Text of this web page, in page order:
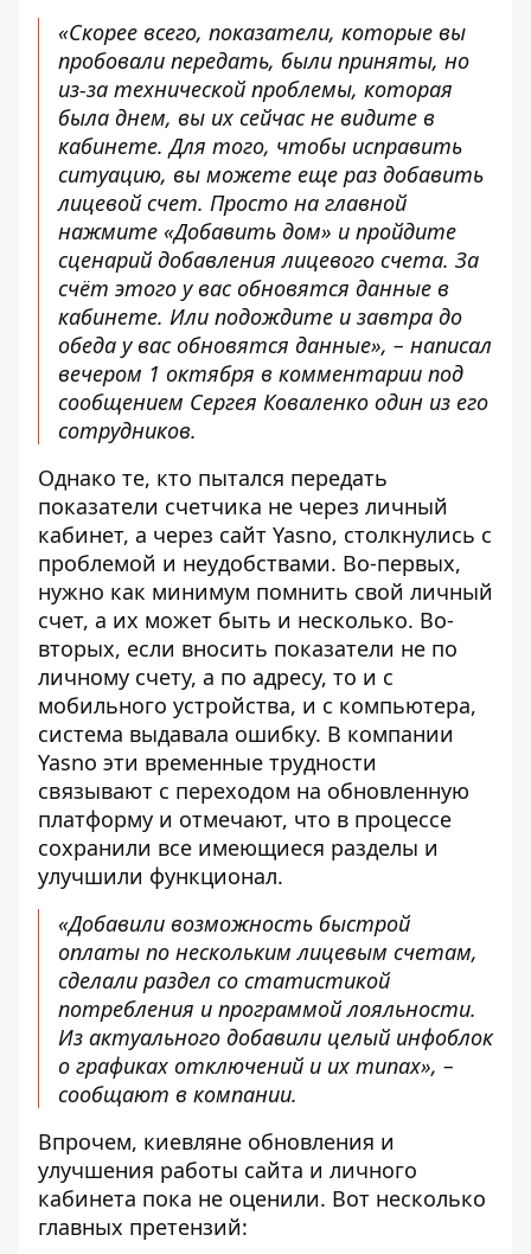
«Скорее всего, показатели, которые вы
пробовали передать, были приняты, но
из-за технической проблемы, которая
была днем, вы их сейчас не видите в
кабинете. Для того, чтобы исправить
ситуацию, вы можете еще раз добавить
лицевой счет. Просто на главной
нажмите «Добавить дом» и пройдите
сценарий добавления лицевого счета. За
счёт этого у вас обновятся данные в
кабинете. Или подождите и завтра до
обеда у вас обновятся данные», – написал
вечером 1 октября в комментарии под
сообщением Сергея Коваленко один из его
сотрудников.
Однако те, кто пытался передать
показатели счетчика не через личный
кабинет, а через сайт Yasno, столкнулись с
проблемой и неудобствами. Во-первых,
нужно как минимум помнить свой личный
счет, а их может быть и несколько. Во-
вторых, если вносить показатели не по
личному счету, а по адресу, то и с
мобильного устройства, и с компьютера,
система выдавала ошибку. В компании
Yasno эти временные трудности
связывают с переходом на обновленную
платформу и отмечают, что в процессе
сохранили все имеющиеся разделы и
улучшили функционал.
«Добавили возможность быстрой
оплаты по нескольким лицевым счетам,
сделали раздел со статистикой
потребления и программой лояльности.
Из актуального добавили целый инфоблок
о графиках отключений и их типах», –
сообщают в компании.
Впрочем, киевляне обновления и
улучшения работы сайта и личного
кабинета пока не оценили. Вот несколько
главных претензий: